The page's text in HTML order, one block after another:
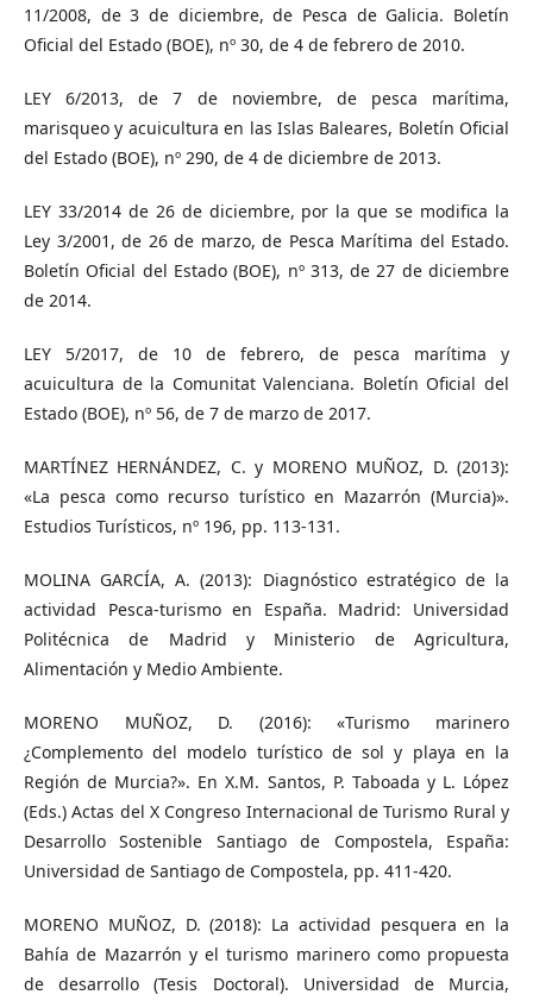
11/2008, de 3 de diciembre, de Pesca de Galicia. Boletín
Oficial del Estado (BOE), nº 30, de 4 de febrero de 2010.
LEY 6/2013, de 7 de noviembre, de pesca marítima,
marisqueo y acuicultura en las Islas Baleares, Boletín Oficial
del Estado (BOE), nº 290, de 4 de diciembre de 2013.
LEY 33/2014 de 26 de diciembre, por la que se modifica la
Ley 3/2001, de 26 de marzo, de Pesca Marítima del Estado.
Boletín Oficial del Estado (BOE), nº 313, de 27 de diciembre
de 2014.
LEY 5/2017, de 10 de febrero, de pesca marítima y
acuicultura de la Comunitat Valenciana. Boletín Oficial del
Estado (BOE), nº 56, de 7 de marzo de 2017.
MARTÍNEZ HERNÁNDEZ, C. y MORENO MUÑOZ, D. (2013):
«La pesca como recurso turístico en Mazarrón (Murcia)».
Estudios Turísticos, nº 196, pp. 113-131.
MOLINA GARCÍA, A. (2013): Diagnóstico estratégico de la
actividad Pesca-turismo en España. Madrid: Universidad
Politécnica de Madrid y Ministerio de Agricultura,
Alimentación y Medio Ambiente.
MORENO MUÑOZ, D. (2016): «Turismo marinero
¿Complemento del modelo turístico de sol y playa en la
Región de Murcia?». En X.M. Santos, P. Taboada y L. López
(Eds.) Actas del X Congreso Internacional de Turismo Rural y
Desarrollo Sostenible Santiago de Compostela, España:
Universidad de Santiago de Compostela, pp. 411-420.
MORENO MUÑOZ, D. (2018): La actividad pesquera en la
Bahía de Mazarrón y el turismo marinero como propuesta
de desarrollo (Tesis Doctoral). Universidad de Murcia,